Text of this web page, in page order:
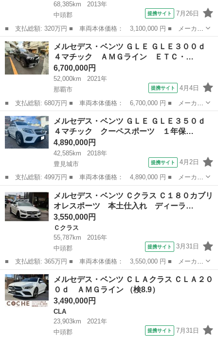
68,385km
2013年
中頭郡
提携サイト 7月26日
■ 支払総額: 320万円 ■ 車両本体価格： 3,100,000 円 ■ メーカー
名： メルセデス・ベンツ ■ 車種名： ＳＬ ■ グレード名： Ｓ
Ｌ３５０ブルーエフィシェンシー 本土仕入れ ディーラー車 ＥＴ
Ｃ ブラッ...
沖縄 中頭郡
メルセデス・ベンツ ＧＬＥ ＧＬＥ３００ｄ
４マチック ＡＭＧライン ＥＴＣ・…
6,700,000円
52,000km
2021年
那覇市
提携サイト 4月4日
■ 支払総額: 680万円 ■ 車両本体価格： 6,700,000 円 ■ メーカー
名： メルセデス・ベンツ ■ 車種名： ＧＬＥ ■ グレード名：
ＧＬＥ３００ｄ ４マチック ＡＭＧライン ＥＴＣ・ＨＤＤナビ・
ＵＳＢ入力...
沖縄 那覇市 ベンツ（メルセデス）
メルセデス・ベンツ ＧＬＥ ＧＬＥ３５０ｄ
４マチック クーペスポーツ １年保…
4,890,000円
42,585km
2018年
豊見城市
提携サイト 4月2日
■ 支払総額: 499万円 ■ 車両本体価格： 4,890,000 円 ■ メーカー
名： メルセデス・ベンツ ■ 車種名： ＧＬＥ ■ グレード名：
ＧＬＥ３５０ｄ ４マチック クーペスポーツ １年保証、ＡＴ９
速、４ＷＤ，...
沖縄 豊見城市 ベンツ（メルセデス）
メルセデス・ベンツ Ｃクラス Ｃ１８０カブリ
オレスポーツ 本土仕入れ ディーラ…
3,550,000円
Ｃクラス
55,787km
2016年
中頭郡
提携サイト 3月31日
■ 支払総額: 365万円 ■ 車両本体価格： 3,550,000 円 ■ メーカー
名： メルセデス・ベンツ ■ 車種名： Ｃクラス ■ グレード
名： Ｃ１８０カブリオレスポーツ 本土仕入れ ディーラー車 ブ
ラックレザーシ...
沖縄 中頭郡 Ｃクラス
メルセデス・ベンツ ＣＬＡクラス ＣＬＡ２０
０ｄ ＡＭＧライン （検8.9）
3,490,000円
CLA
23,903km
2021年
中頭郡
提携サイト 7月31日